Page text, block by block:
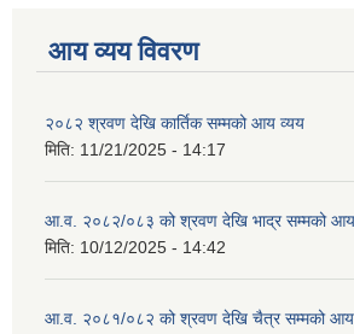
आय व्यय विवरण
२०८२ श्रवण देखि कार्तिक सम्मको आय व्यय
मिति: 11/21/2025 - 14:17
आ.व. २०८२/०८३ को श्रवण देखि भाद्र सम्मको आय
मिति: 10/12/2025 - 14:42
आ.व. २०८१/०८२ को श्रवण देखि चैत्र सम्मको आय